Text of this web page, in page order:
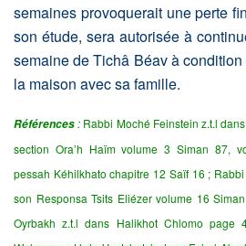
semaines provoquerait une perte
son étude, sera autorisée à
semaine de Tichâ Béav à condition
la maison avec sa famille.
Références: Rabbi Moché Feinstein z.t.l
section Ora’h Haïm volume 3 Siman 87,
pessah Kéhilkhato chapitre 12 Saïf 16 ;
son Responsa Tsits Eliézer volume 16
Oyrbakh z.t.l dans Halikhot Chlomo page